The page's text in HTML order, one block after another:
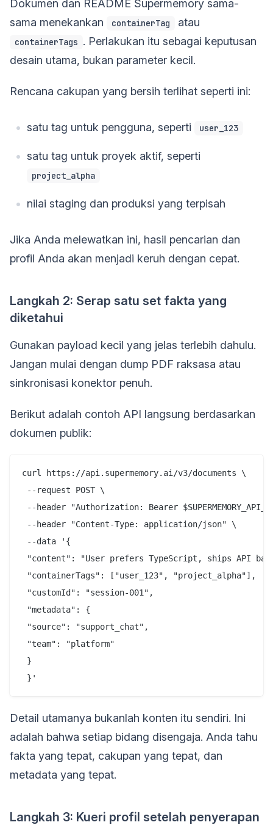
Dokumen dan README Supermemory sama-
sama menekankan
containerTag atau
containerTags . Perlakukan itu sebagai keputusan
desain utama, bukan parameter kecil.
Rencana cakupan yang bersih terlihat seperti ini:
satu tag untuk pengguna, seperti user_123
satu tag untuk proyek aktif, seperti
project_alpha
nilai staging dan produksi yang terpisah
Jika Anda melewatkan ini, hasil pencarian dan
profil Anda akan menjadi keruh dengan cepat.
Langkah 2: Serap satu set fakta yang
diketahui
Gunakan payload kecil yang jelas terlebih dahulu.
Jangan mulai dengan dump PDF raksasa atau
sinkronisasi konektor penuh.
Berikut adalah contoh API langsung berdasarkan
dokumen publik:
curl https://api.supermemory.ai/v3/documents \
--request POST \
--header "Authorization: Bearer
--header "Content-Type: application/json" \
--data '{
"content": "User prefers TypeScript, ships API
"containerTags": ["user_123", "project_alpha"],
"customId": "session-001",
"metadata": {
"source": "support_chat",
"team": "platform"
}
Detail utamanya bukanlah konten itu sendiri. Ini
adalah bahwa setiap bidang disengaja. Anda tahu
fakta yang tepat, cakupan yang tepat, dan
metadata yang tepat.
Langkah 3: Kueri profil setelah penyerapan